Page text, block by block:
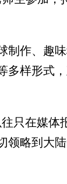
作、趣味
多样形式
在媒体
领略到大